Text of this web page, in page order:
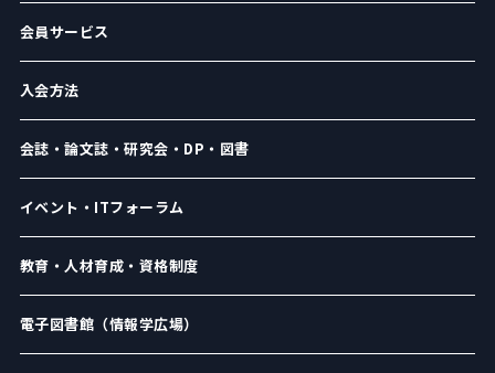
会員サービス
入会方法
会誌・論文誌・研究会・DP・図書
イベント・ITフォーラム
教育・人材育成・資格制度
電子図書館（情報学広場）